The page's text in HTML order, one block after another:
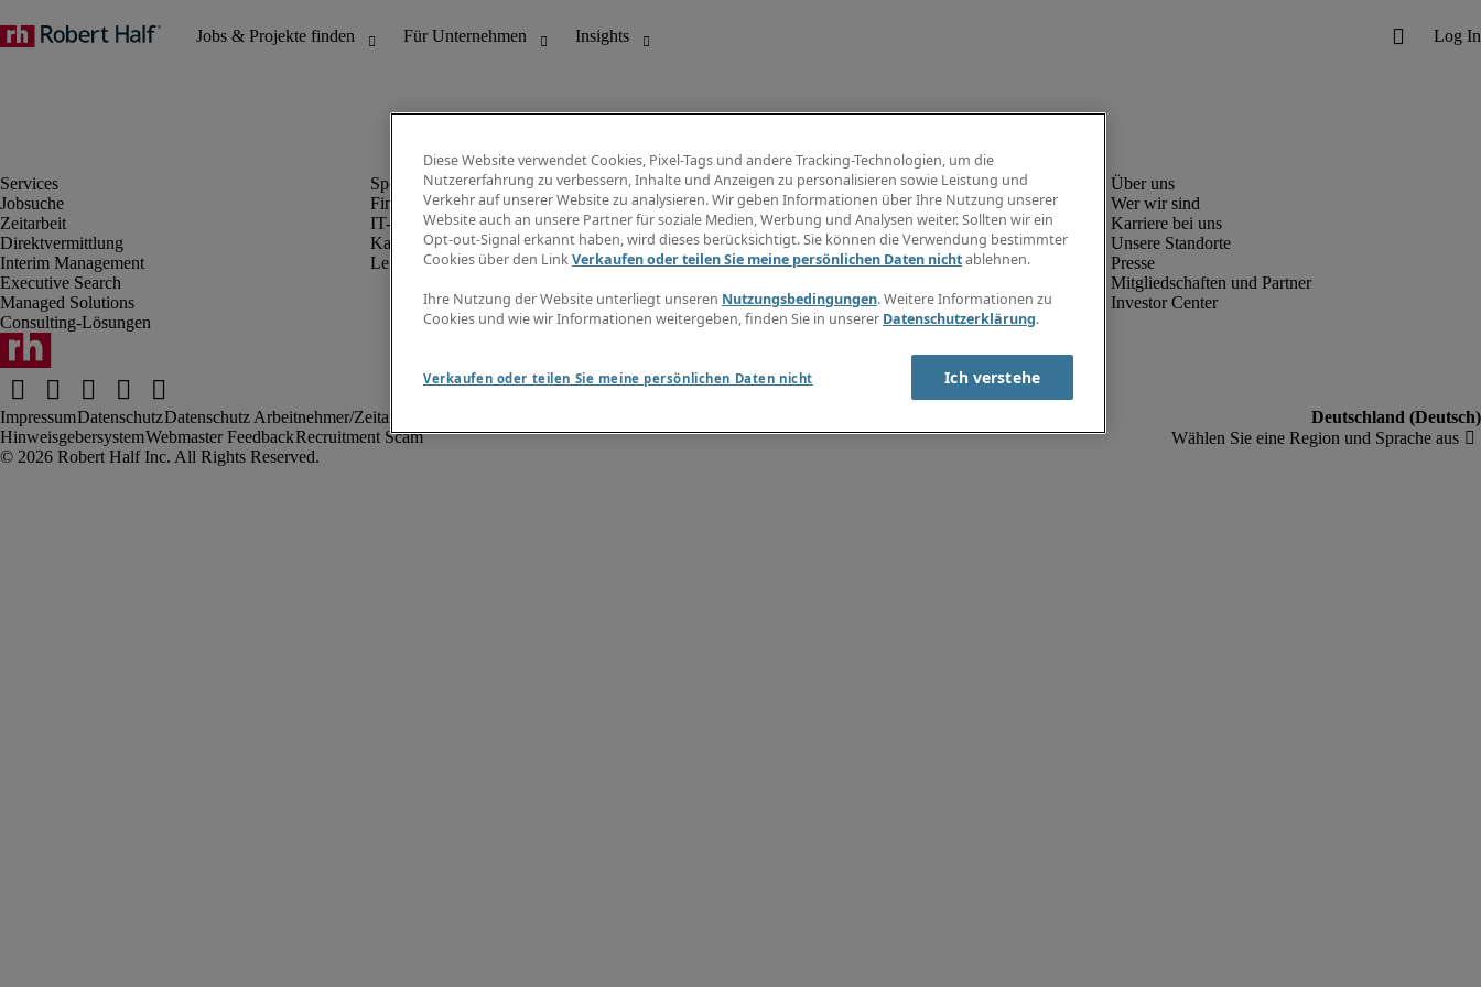
Jobsuche
Zeitarbeit
Direktvermittlung
Interim Management
Executive Search
Managed Solutions
Consulting-Lösungen
Finanz- & Rechnungswesen
IT-Bereich
Kaufmännischer Bereich
Legal
Info Center
Jobübersicht
Gehaltsübersicht
E-Learning
Wer wir sind
Karriere bei uns
Unsere Standorte
Presse
Mitgliedschaften und Partner
Investor Center
ImpressumDatenschutzDatenschutz Arbeitnehmer/Zeitarbeitskräfte
HinweisgebersystemWebmaster FeedbackRecruitment Scam
Diese Website verwendet Cookies, Pixel-Tags und andere Tracking-Technologien, um die
Nutzererfahrung zu verbessern, Inhalte und Anzeigen zu personalisieren sowie Leistung und
Verkehr auf unserer Website zu analysieren. Wir geben Informationen über Ihre Nutzung unserer
Website auch an unsere Partner für soziale Medien, Werbung und Analysen weiter. Sollten wir ein
Opt-out-Signal erkannt haben, wird dieses berücksichtigt. Sie können die Verwendung bestimmter
Cookies über den LinkVerkaufen oder teilen Sie meine persönlichen Daten nichtablehnen.
Ihre Nutzung der Website unterliegt unseren Nutzungsbedingungen. Weitere Informationen zu
Cookies und wie wir Informationen weitergeben, finden Sie in unserer Datenschutzerklärung.
Verkaufen oder teilen Sie meine persönlichen Daten nicht Ich verstehe